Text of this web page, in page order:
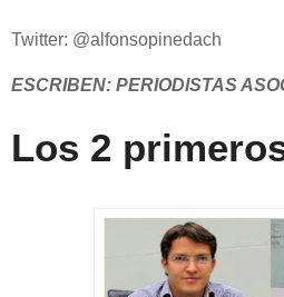
Twitter: @alfonsopinedach
ESCRIBEN: PERIODISTAS
Los 2